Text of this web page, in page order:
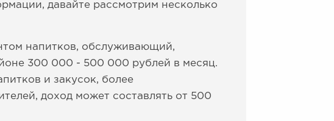
давайте рассмотрим несколько
напитков, обслуживающий,
300 000 - 500 000 рублей в месяц.
и закусок, более
доход может составлять от 500